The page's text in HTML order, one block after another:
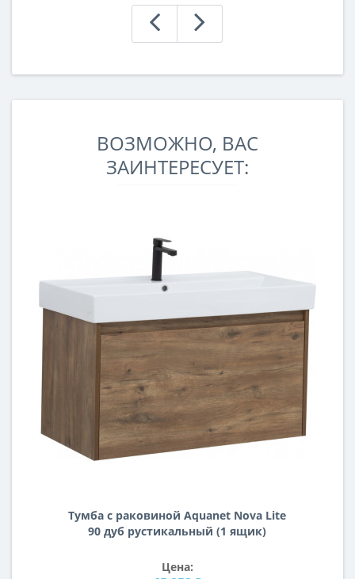
ВОЗМОЖНО, ВАС
ЗАИНТЕРЕСУЕТ:
Тумба с раковиной Aquanet Nova Lite
90 дуб рустикальный (1 ящик)
Цена: